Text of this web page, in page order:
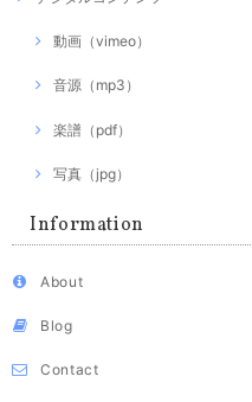
動画（vimeo）
音源（mp3）
楽譜（pdf）
写真（jpg）
Information
About
Blog
Contact